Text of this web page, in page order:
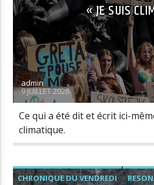
Titre diffusé : « JE SUIS
admin
9 JUILLET 2026
Ce qui a été dit et écrit ici-
climatique.
CHRONIQUE DU VENDREDI